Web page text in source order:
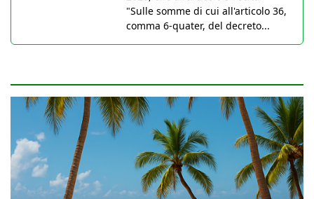
"Sulle somme di cui all'articolo 36,
comma 6-quater, del decreto...